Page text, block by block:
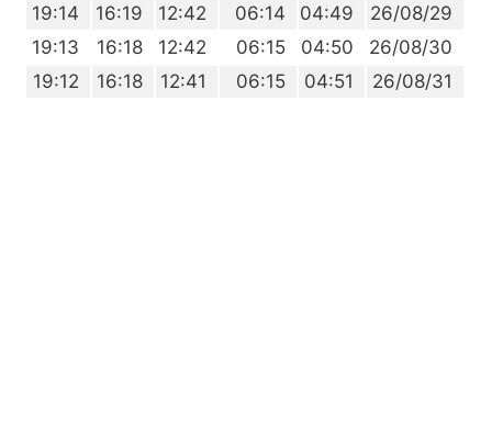
26/08/29
04:49
06:14
12:42
16:19
19:14
26/08/30
04:50
06:15
12:42
16:18
19:13
26/08/31
04:51
06:15
12:41
16:18
19:12